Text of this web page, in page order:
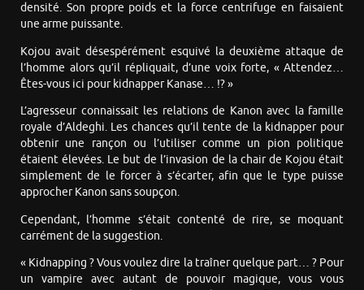
densité. Son propre poids et la force centrifuge en faisaient
une arme puissante.
Kojou avait désespérément esquivé la deuxième attaque de
l’homme alors qu’il répliquait, d’une voix forte, « Attendez…
Êtes-vous ici pour kidnapper Kanase… !? »
L’agresseur connaissait les relations de Kanon avec la famille
royale d’Aldeghi. Les chances qu’il tente de la kidnapper pour
obtenir une rançon ou l’utiliser comme un pion politique
étaient élevées. Le but de l’invasion de la chair de Kojou était
simplement de le forcer à s’écarter, afin que le type puisse
approcher Kanon sans soupçon.
Cependant, l’homme s’était contenté de rire, se moquant
carrément de la suggestion.
« Kidnapping ? Vous voulez dire la traîner quelque part… ? Pour
un vampire avec autant de pouvoir magique, vous vous